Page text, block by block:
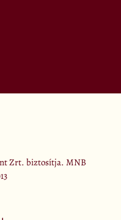
Zrt. biztosítja. MNB